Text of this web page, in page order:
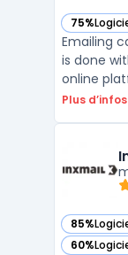
75%
— voir
Emailing
is done
online
editor
your
Plus d’infos
85%
— voir
60%
— voir